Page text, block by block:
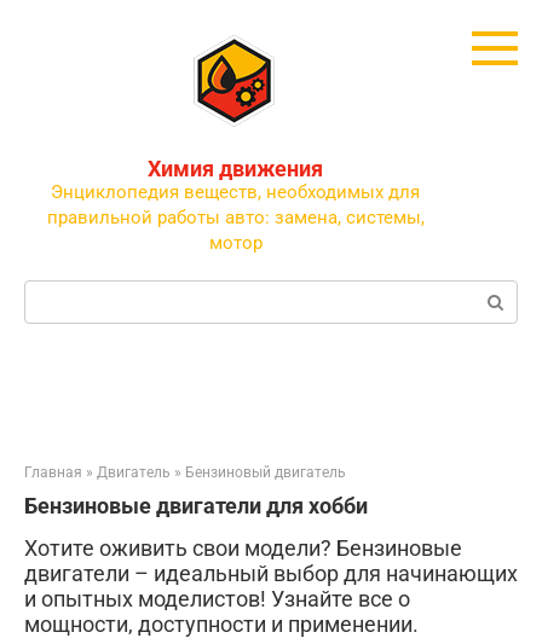
Химия движения
Энциклопедия веществ, необходимых для
правильной работы авто: замена, системы,
мотор
Поиск:
Главная » Двигатель » Бензиновый двигатель
Бензиновые двигатели для хобби
Хотите оживить свои модели? Бензиновые
двигатели – идеальный выбор для начинающих
и опытных моделистов! Узнайте все о
мощности, доступности и применении.